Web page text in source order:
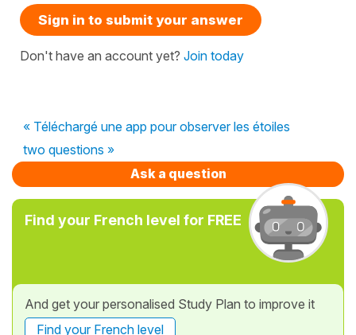
Sign in to submit your answer
Don't have an account yet? Join today
« Téléchargé une app pour observer les étoiles
two questions »
Ask a question
Find your French level for FREE
And get your personalised Study Plan to improve it
Find your French level